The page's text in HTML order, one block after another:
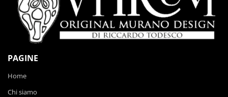
PAGINE
Home
Chi siamo